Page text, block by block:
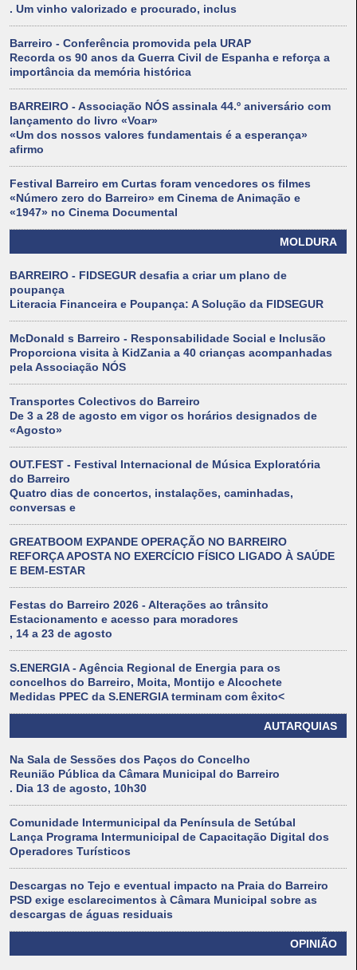
. Um vinho valorizado e procurado, inclus
Barreiro - Conferência promovida pela URAP
Recorda os 90 anos da Guerra Civil de Espanha e reforça a
importância da memória histórica
BARREIRO - Associação NÓS assinala 44.º aniversário com
lançamento do livro «Voar»
«Um dos nossos valores fundamentais é a esperança»
afirmo
Festival Barreiro em Curtas foram vencedores os filmes
«Número zero do Barreiro» em Cinema de Animação e
«1947» no Cinema Documental
MOLDURA
BARREIRO - FIDSEGUR desafia a criar um plano de
poupança
Literacia Financeira e Poupança: A Solução da FIDSEGUR
McDonald s Barreiro - Responsabilidade Social e Inclusão
Proporciona visita à KidZania a 40 crianças acompanhadas
pela Associação NÓS
Transportes Colectivos do Barreiro
De 3 a 28 de agosto em vigor os horários designados de
«Agosto»
OUT.FEST - Festival Internacional de Música Exploratória
do Barreiro
Quatro dias de concertos, instalações, caminhadas,
conversas e
GREATBOOM EXPANDE OPERAÇÃO NO BARREIRO
REFORÇA APOSTA NO EXERCÍCIO FÍSICO LIGADO À SAÚDE
E BEM-ESTAR
Festas do Barreiro 2026 - Alterações ao trânsito
Estacionamento e acesso para moradores
, 14 a 23 de agosto
S.ENERGIA - Agência Regional de Energia para os
concelhos do Barreiro, Moita, Montijo e Alcochete
Medidas PPEC da S.ENERGIA terminam com êxito<
AUTARQUIAS
Na Sala de Sessões dos Paços do Concelho
Reunião Pública da Câmara Municipal do Barreiro
. Dia 13 de agosto, 10h30
Comunidade Intermunicipal da Península de Setúbal
Lança Programa Intermunicipal de Capacitação Digital dos
Operadores Turísticos
Descargas no Tejo e eventual impacto na Praia do Barreiro
PSD exige esclarecimentos à Câmara Municipal sobre as
descargas de águas residuais
OPINIÃO